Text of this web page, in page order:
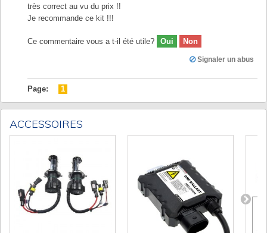
très correct au vu du prix !!
Je recommande ce kit !!!
Ce commentaire vous a t-il été utile? Oui Non
Signaler un abus
Page: 1
ACCESSOIRES